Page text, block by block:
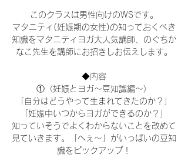
このクラスは男性向けのWSです。
マタニティ(妊娠期の女性)の知っておくべき
知識をマタニティヨガ大人気講師、のぐちか
なこ先生を講師にお招きしお伝えします。
◆内容
①〈妊娠とヨガ〜豆知識編〜〉
「自分はどうやって生まれてきたのか？」
「妊娠中いつからヨガができるのか？」
知っていそうでよくわからないことを改めて
見ていきます。「へぇ〜」がいっぱいの豆知
識をピックアップ！